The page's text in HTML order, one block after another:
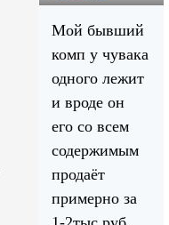
Мой бывший
комп у чувака
одного лежит
и вроде он
его со всем
содержимым
продаёт
примерно за